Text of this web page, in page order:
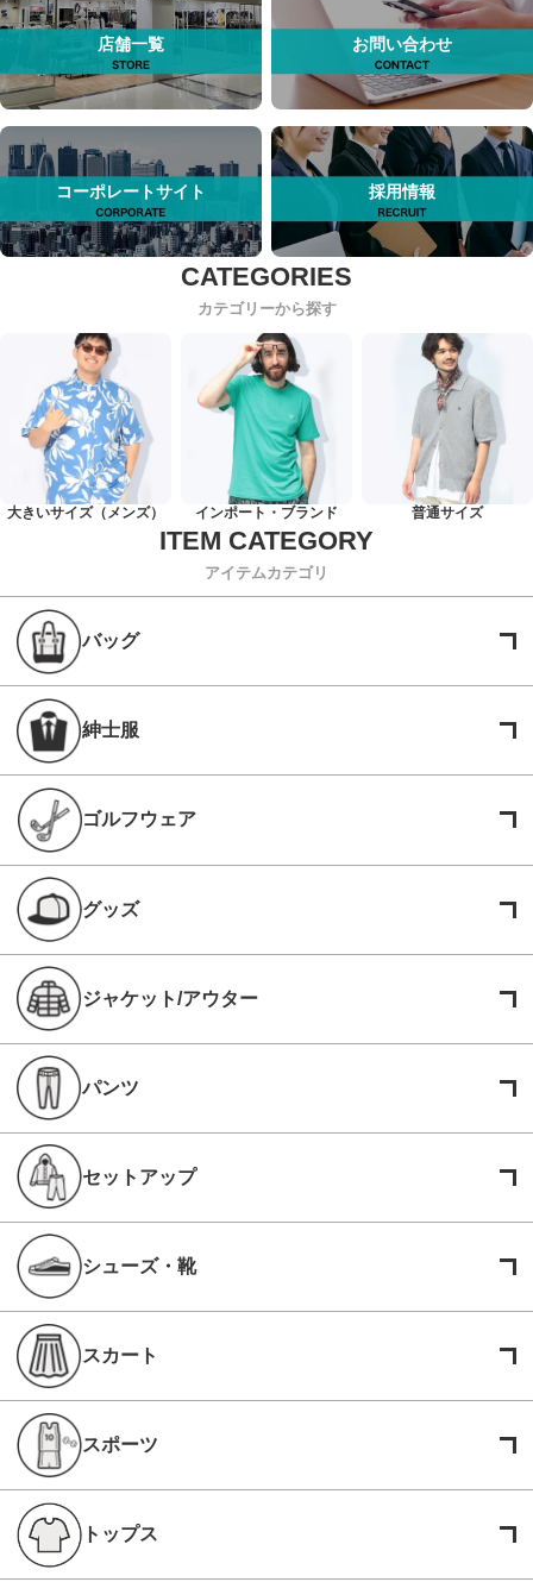
店舗一覧 お問い合わせ
コーポレートサイト 採用情報
カテゴリーから探す
大きいサイズ（メンズ） インポート・ブランド 普通サイズ
アイテムカテゴリ
バッグ
紳士服
ゴルフウェア
グッズ
ジャケット/アウター
パンツ
セットアップ
シューズ・靴
スカート
スポーツ
トップス